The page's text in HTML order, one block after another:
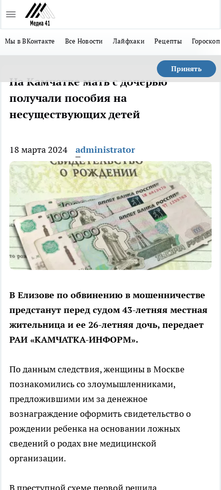
Мы в ВКонтакте Все Новости Лайфхаки Рецепты Гороскоп
Принять
На Камчатке мать с дочерью
получали пособия на
несуществующих детей
18 марта 2024 administrator
В Елизове по обвинению в мошенничестве
предстанут перед судом 43-летняя местная
жительница и ее 26-летняя дочь, передает
РАИ «КАМЧАТКА-ИНФОРМ».
По данным следствия, женщины в Москве
познакомились со злоумышленниками,
предложившими им за денежное
вознаграждение оформить свидетельство о
рождении ребенка на основании ложных
сведений о родах вне медицинской
организации.
В преступной схеме первой решила